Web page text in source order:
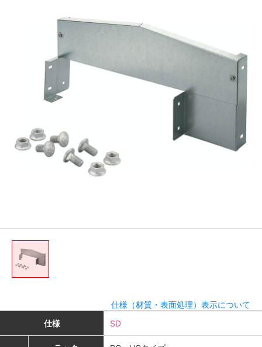
仕様（材質・表面処理）表示について
仕様
SD